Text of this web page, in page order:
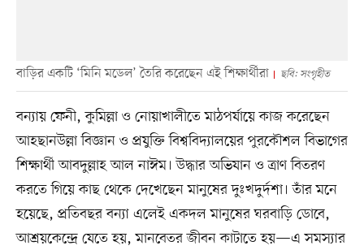
বাড়ির একটি ‘মিনি মডেল’ তৈরি করেছেন এই শিক্ষার্থীরা ছবি: সংগৃহীত
বন্যায় ফেনী, কুমিল্লা ও নোয়াখালীতে মাঠপর্যায়ে কাজ করেছেন
আহছানউল্লা বিজ্ঞান ও প্রযুক্তি বিশ্ববিদ্যালয়ের পুরকৌশল বিভাগের
শিক্ষার্থী আবদুল্লাহ আল নাঈম। উদ্ধার অভিযান ও ত্রাণ বিতরণ
করতে গিয়ে কাছ থেকে দেখেছেন মানুষের দুঃখদুর্দশা। তাঁর মনে
হয়েছে, প্রতিবছর বন্যা এলেই একদল মানুষের ঘরবাড়ি ডোবে,
আশ্রয়কেন্দ্রে যেতে হয়, মানবেতর জীবন কাটাতে হয়—এ সমস্যার